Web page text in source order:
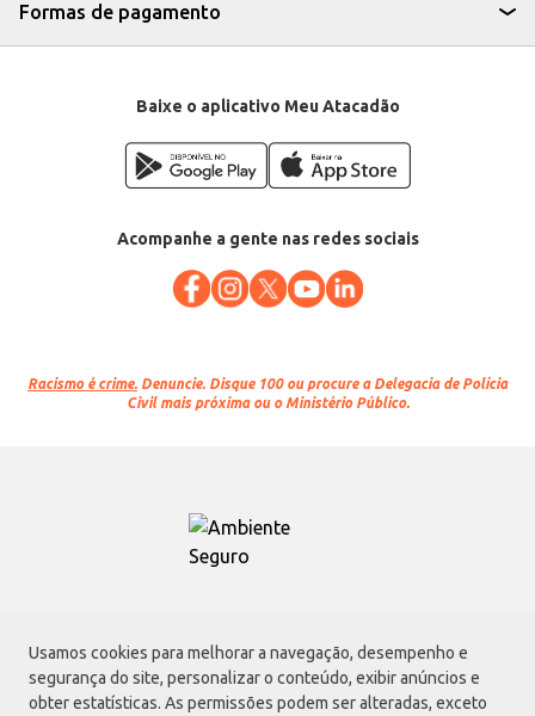
Usamos cookies para melhorar a navegação, desempenho e
segurança do site, personalizar o conteúdo, exibir anúncios e
obter estatísticas. As permissões podem ser alteradas, exceto
Formas de pagamento
Baixe o aplicativo Meu Atacadão
Acompanhe a gente nas redes sociais
Racismo é crime. Denuncie. Disque 100 ou procure a Delegacia de Polícia
Civil mais próxima ou o Ministério Público.
Atacadão S.A.
Avenida Morvan Dias de Figueiredo, 6169, Vila Maria, São Paulo - SP | CEP
02170-901 | CNPJ: 75.315.333/0001-09